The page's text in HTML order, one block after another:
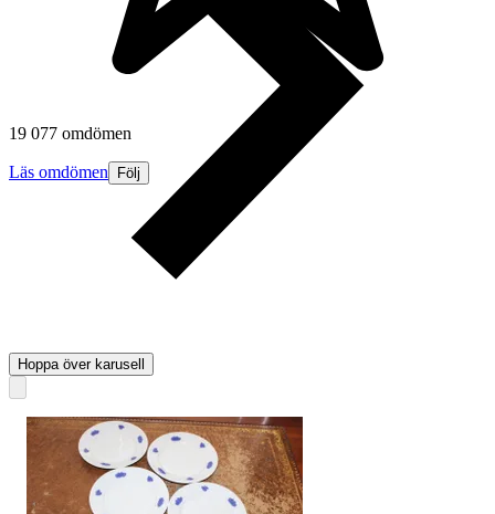
19 077 omdömen
Läs omdömen Följ
Hoppa över karusell